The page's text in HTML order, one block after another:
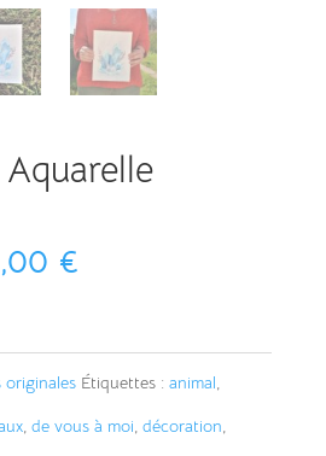
:
€.
€
actuel
est :
42,00 €.
originales Étiquettes : animal,
, de vous à moi, décoration,